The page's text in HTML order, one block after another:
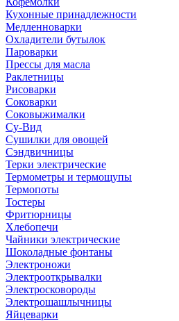
Кухонные принадлежности
Медленноварки
Охладители бутылок
Пароварки
Прессы для масла
Раклетницы
Рисоварки
Соковарки
Соковыжималки
Су-Вид
Сушилки для овощей
Сэндвичницы
Терки электрические
Термометры и термощупы
Термопоты
Тостеры
Фритюрницы
Хлебопечи
Чайники электрические
Шоколадные фонтаны
Электроножи
Электрооткрывалки
Электросковороды
Электрошашлычницы
Яйцеварки